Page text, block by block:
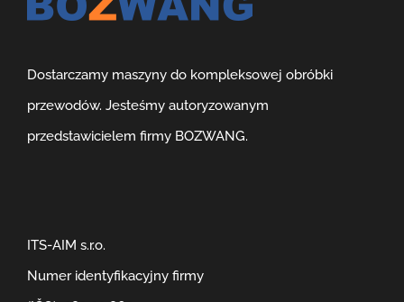
Dostarczamy maszyny do kompleksowej obróbki
przewodów. Jesteśmy autoryzowanym
przedstawicielem firmy BOZWANG.
ITS-AIM s.r.o.
Numer identyfikacyjny firmy